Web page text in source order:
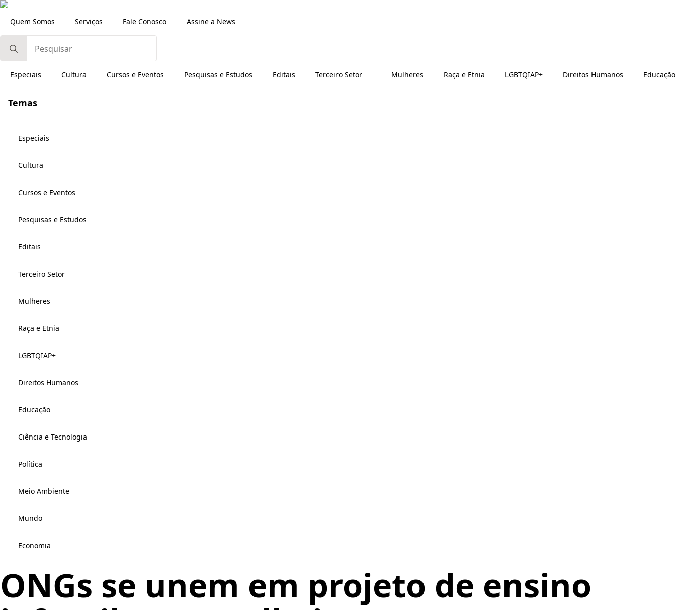
Quem Somos Serviços Fale Conosco Assine a News
for:
Especiais Cultura Cursos e Eventos Pesquisas e Estudos Editais Terceiro Setor Mulheres Raça e Etnia LGBTQIAP+ Direitos Humanos Educação
Temas
Especiais
Cultura
Cursos e Eventos
Pesquisas e Estudos
Editais
Terceiro Setor
Mulheres
Raça e Etnia
LGBTQIAP+
Direitos Humanos
Educação
Ciência e Tecnologia
Política
Meio Ambiente
Mundo
Economia
ONGs se unem em projeto de ensino